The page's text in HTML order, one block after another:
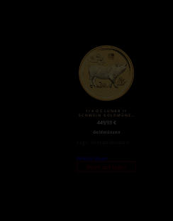
1/4 OZ LUNAR II
SCHWEIN GOLDMÜNZE
449,93 €
Goldmünzen
Weiterlesen
Nicht auf Lager